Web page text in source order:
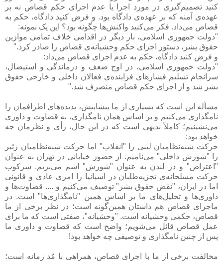
کنید تصمیم‌گیری در مورد اجرا یا عدم اجرای حکم قصاص نه بر
عهده‌ی آمنه که بر عهده‌ی دادگاه بود. و فرض کنید دادگاه، حکم به
قصاص می‌داد. فکر می‌کنید واکنش‌ها چگونه بود؟ این یک نمونه:
"دولت جمهوری اسلامی، بار دیگر در اقدامی خلاف تمامی موازین
حقوق بشر، دستور اجرای حکم وحشیانه‌ی قصاص را صادر کرد."
و فرض کنید دادگاه، حکم به عدم اجرای قصاص می‌داد:
"دولت جمهوری اسلامی، در اوج ضعف و درماندگی و استیصال،
سرانجام تسلیم فشارهای فزاینده‌ی فعالان داخلی و خارجی حقوق
بشر شد و از اجرای حکم قصاص منصرف شد."
مسأله این است که بسیاری از ما پیشاپیش، پدیده‌های اطرافمان را
نامگذاری می‌کنیم و بر اساس همان نامگذاری، به قضاوت و داوری
می‌نشینیم؛ کاملاً بدیهی است که در این حال، رأی و نظرمان چه
خواهد بود:
حرکت شبه‌نظامیان لیبی را "انقلاب" اما حرکت شبه‌نظامیان زئیر
را "شورش داخلی" می‌نامیم. از حضور خیابانی در تهران به عنوان
"اعتراض" و در لندن به عنوان "شورش" اسم می‌بریم. سرکوب
حرکت مسلحانه‌ی تجزیه‌طلبان در اسپانیا را امری عادی و قانونی
اما در ایران، "نقض حقوق بشر" توصیف می‌کنیم و .... قضاوت‌ها و
داوری‌ها و تحلیل‌های ما بر اساس همین "نامگذاری‌ها" است. در
ماجرای قصاص هم داستان همین‌گونه است؛ در نظر برخی از ما
قصاص، حکمی وحشیانه است. "وحشیانه"، صفتی است که ما برای
عمل قصاص قائل می‌شویم؛ واضح است که قضاوت و داوری ما
پس از چنین نامگذاری و توصیفی چه خواهد بود!
مخالفت برخی از ما با اجرای قصاص، همراهی با مُد زمانه است؛